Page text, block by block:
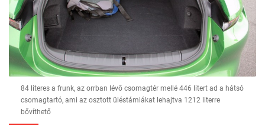
84 literes a frunk, az orrban lévő csomagtér mellé 446 litert ad a hátsó
csomagtartó, ami az osztott üléstámlákat lehajtva 1212 literre
bővíthető